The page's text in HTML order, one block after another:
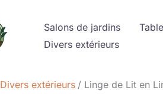
Salons de jardins
Divers extérieurs
Divers extérieurs Linge de Lit en